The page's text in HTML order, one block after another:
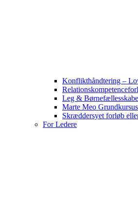
Konflikthåndtering –
Leg &
Marte Meo Grundkursus
Skræddersyet forløb
For Ledere